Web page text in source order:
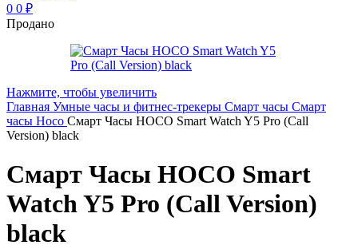
0 0 ₽
Продано
Нажмите, чтобы увеличить
Главная Умные часы и фитнес-трекеры Смарт часы Смарт
часы Hoco Смарт Часы HOCO Smart Watch Y5 Pro (Call
Version) black
Смарт Часы HOCO Smart
Watch Y5 Pro (Call Version)
black